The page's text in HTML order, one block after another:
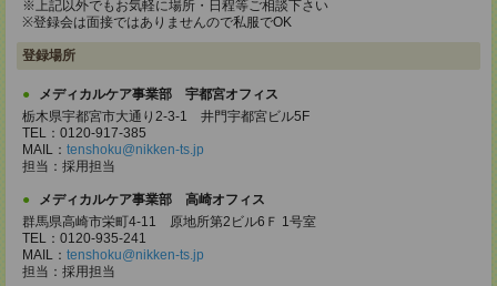
※上記以外でもお気軽に場所・日程等ご相談下さい
※登録会は面接ではありませんので私服でOK
登録場所
メディカルケア事業部 宇都宮オフィス
栃木県宇都宮市大通り2-3-1 井門宇都宮ビル5F
TEL：0120-917-385
MAIL： tenshoku@nikken-ts.jp
担当：採用担当
メディカルケア事業部 高崎オフィス
群馬県高崎市栄町4-11 原地所第2ビル6Ｆ 1号室
TEL：0120-935-241
MAIL： tenshoku@nikken-ts.jp
担当：採用担当